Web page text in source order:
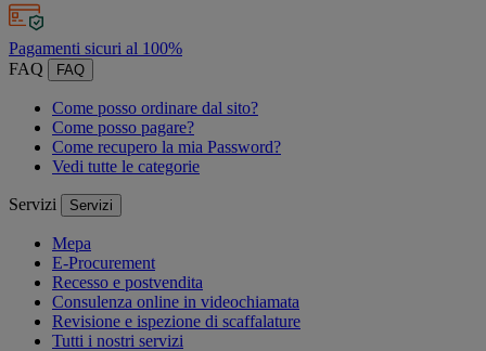
Pagamenti sicuri al 100%
FAQ
FAQ
Come posso ordinare dal sito?
Come posso pagare?
Come recupero la mia Password?
Vedi tutte le categorie
Servizi Servizi
Mepa
E-Procurement
Recesso e postvendita
Consulenza online in videochiamata
Revisione e ispezione di scaffalature
Tutti i nostri servizi